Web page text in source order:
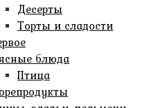
Десерты
Торты и сладости
блюда
Птица